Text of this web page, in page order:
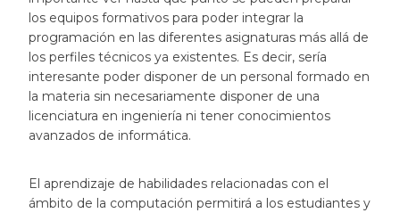
los equipos formativos para poder integrar la
programación en las diferentes asignaturas más allá de
los perfiles técnicos ya existentes. Es decir, sería
interesante poder disponer de un personal formado en
la materia sin necesariamente disponer de una
licenciatura en ingeniería ni tener conocimientos
avanzados de informática.
El aprendizaje de habilidades relacionadas con el
ámbito de la computación permitirá a los estudiantes y